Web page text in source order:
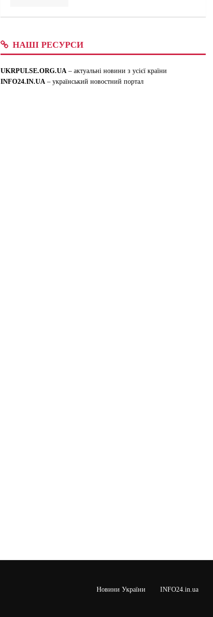
НАШІ РЕСУРСИ
UKRPULSE.ORG.UA – актуальні новини з усієї країни
INFO24.IN.UA – український новостний портал
Новини України INFO24.in.ua